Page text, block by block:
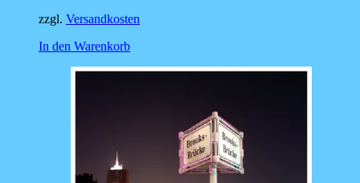
zzgl. Versandkosten
In den Warenkorb